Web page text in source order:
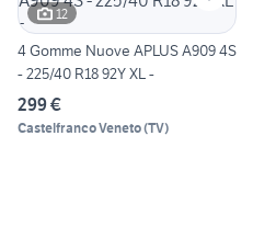
12
4 Gomme Nuove APLUS A909 4S
- 225/40 R18 92Y XL -
299 €
Castelfranco Veneto(TV)